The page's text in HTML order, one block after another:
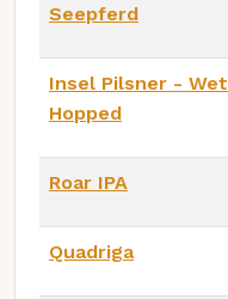
Seepferd
Insel Pilsner - Wet
Hopped
Roar IPA
Quadriga